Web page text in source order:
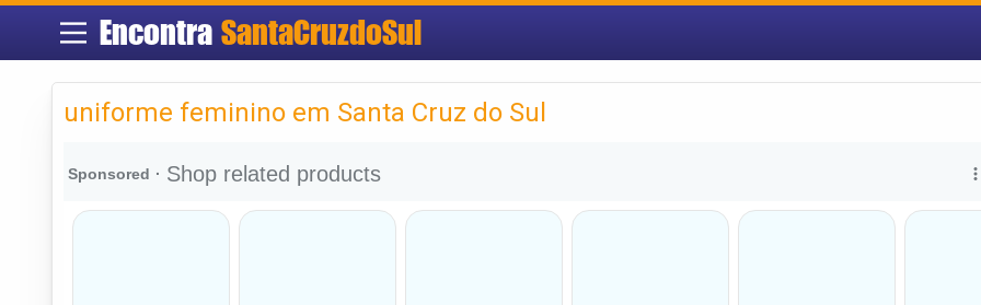
Encontra SantaCruzdoSul
uniforme feminino em Santa Cruz do Sul